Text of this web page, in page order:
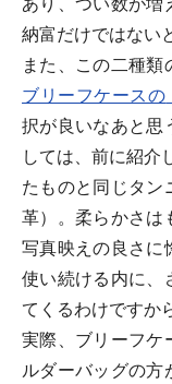
納富だけではない
また、この二種
ブリーフケースの
択が良いなあと思
しては、前に紹介
たものと同じタン
革）。柔らかさは
写真映えの良さに
使い続ける内に、
てくるわけですか
実際、ブリーフケ
ルダーバッグの方